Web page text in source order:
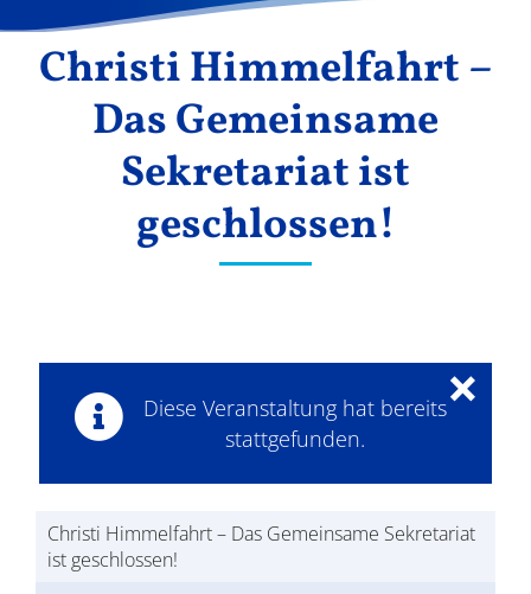
Ergebnisse
Christi Himmelfahrt –
Das Gemeinsame
Sekretariat ist
geschlossen!
Diese Veranstaltung hat bereits
stattgefunden.
×
Christi Himmelfahrt – Das Gemeinsame Sekretariat
ist geschlossen!